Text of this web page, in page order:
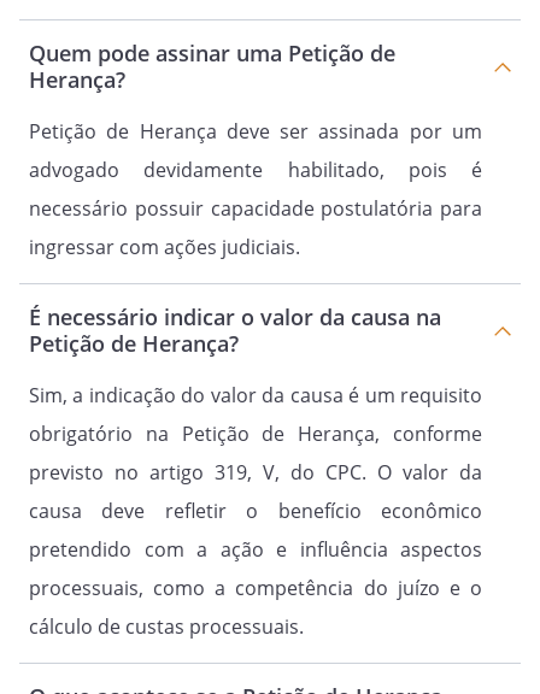
Quem pode assinar uma Petição de
Herança?
Petição de Herança deve ser assinada por um
advogado devidamente habilitado, pois é
necessário possuir capacidade postulatória para
ingressar com ações judiciais.
É necessário indicar o valor da causa na
Petição de Herança?
Sim, a indicação do valor da causa é um requisito
obrigatório na Petição de Herança, conforme
previsto no artigo 319, V, do CPC. O valor da
causa deve refletir o benefício econômico
pretendido com a ação e influência aspectos
processuais, como a competência do juízo e o
cálculo de custas processuais.